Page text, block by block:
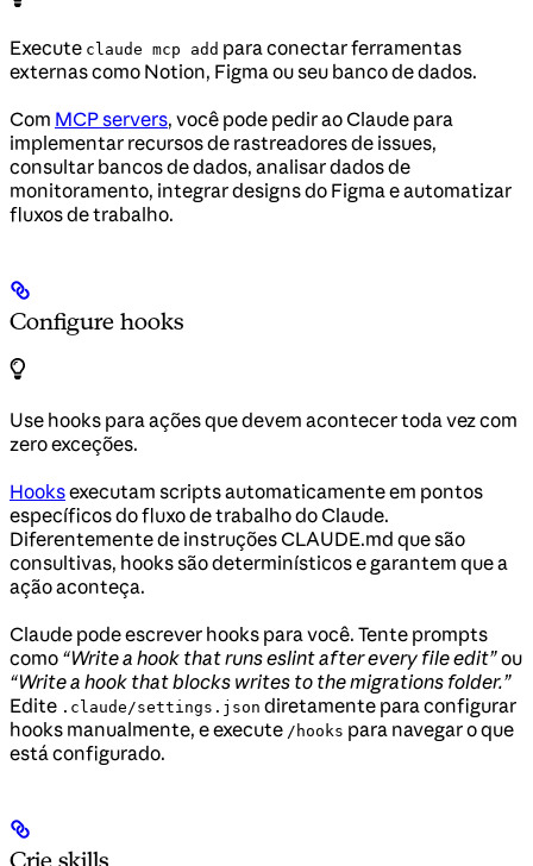
Execute claude mcp add para conectar ferramentas
externas como Notion, Figma ou seu banco de dados.
Com MCP servers, você pode pedir ao Claude para
implementar recursos de rastreadores de issues,
consultar bancos de dados, analisar dados de
monitoramento, integrar designs do Figma e automatizar
fluxos de trabalho.
Configure hooks
Use hooks para ações que devem acontecer toda vez com
zero exceções.
Hooksexecutam scripts automaticamente em pontos
específicos do fluxo de trabalho do Claude.
Diferentemente de instruções CLAUDE.md que são
consultivas, hooks são determinísticos e garantem que a
ação aconteça.
Claude pode escrever hooks para você. Tente prompts
como “Write a hook that runs eslint after every file edit”ou
“Write a hook that blocks writes to the migrations folder.”
Edite .claude/settings.json diretamente para configurar
hooks manualmente, e execute /hooks para navegar o que
está configurado.
Crie skills